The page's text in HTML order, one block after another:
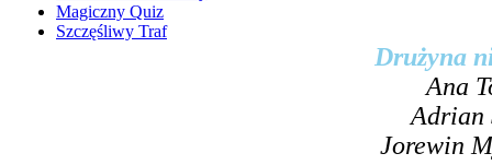
Magiczny Quiz
Szczęśliwy Traf
Drużyna
Ana
Adrian
Jorewin